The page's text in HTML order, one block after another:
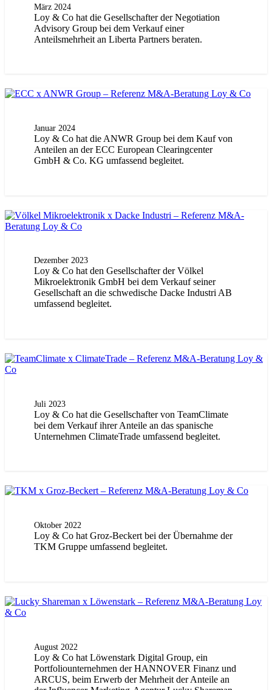
März 2024
Loy & Co hat die Gesellschafter der Negotiation
Advisory Group bei dem Verkauf einer
Anteilsmehrheit an Liberta Partners beraten.
Januar 2024
Loy & Co hat die ANWR Group bei dem Kauf von
Anteilen an der ECC European Clearingcenter
GmbH & Co. KG umfassend begleitet.
Dezember 2023
Loy & Co hat den Gesellschafter der Völkel
Mikroelektronik GmbH bei dem Verkauf seiner
Gesellschaft an die schwedische Dacke Industri AB
umfassend begleitet.
Juli 2023
Loy & Co hat die Gesellschafter von TeamClimate
bei dem Verkauf ihrer Anteile an das spanische
Unternehmen ClimateTrade umfassend begleitet.
Oktober 2022
Loy & Co hat Groz-Beckert bei der Übernahme der
TKM Gruppe umfassend begleitet.
August 2022
Loy & Co hat Löwenstark Digital Group, ein
Portfoliounternehmen der HANNOVER Finanz und
ARCUS, beim Erwerb der Mehrheit der Anteile an